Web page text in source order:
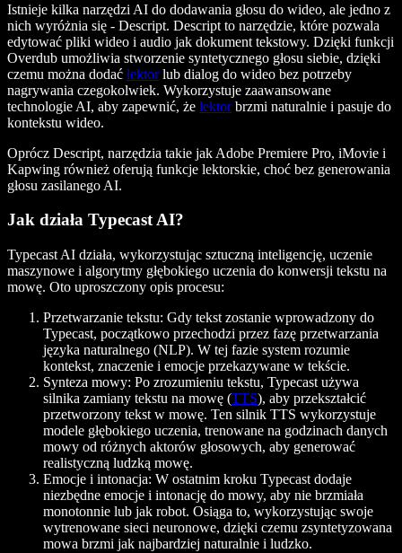
Istnieje kilka narzędzi AI do dodawania głosu do wideo, ale jedno z
nich wyróżnia się - Descript. Descript to narzędzie, które pozwala
edytować pliki wideo i audio jak dokument tekstowy. Dzięki funkcji
Overdub umożliwia stworzenie syntetycznego głosu siebie, dzięki
czemu można dodać lektorlub dialog do wideo bez potrzeby
nagrywania czegokolwiek. Wykorzystuje zaawansowane
technologie AI, aby zapewnić, że lektorbrzmi naturalnie i pasuje do
kontekstu wideo.
Oprócz Descript, narzędzia takie jak Adobe Premiere Pro, iMovie i
Kapwing również oferują funkcje lektorskie, choć bez generowania
głosu zasilanego AI.
Jak działa Typecast AI?
Typecast AI działa, wykorzystując sztuczną inteligencję, uczenie
maszynowe i algorytmy głębokiego uczenia do konwersji tekstu na
mowę. Oto uproszczony opis procesu:
Przetwarzanie tekstu: Gdy tekst zostanie wprowadzony do
Typecast, początkowo przechodzi przez fazę przetwarzania
języka naturalnego (NLP). W tej fazie system rozumie
kontekst, znaczenie i emocje przekazywane w tekście.
Synteza mowy: Po zrozumieniu tekstu, Typecast używa
silnika zamiany tekstu na mowę (TTS), aby przekształcić
przetworzony tekst w mowę. Ten silnik TTS wykorzystuje
modele głębokiego uczenia, trenowane na godzinach danych
mowy od różnych aktorów głosowych, aby generować
realistyczną ludzką mowę.
Emocje i intonacja: W ostatnim kroku Typecast dodaje
niezbędne emocje i intonację do mowy, aby nie brzmiała
monotonnie lub jak robot. Osiąga to, wykorzystując swoje
wytrenowane sieci neuronowe, dzięki czemu zsyntetyzowana
mowa brzmi jak najbardziej naturalnie i ludzko.